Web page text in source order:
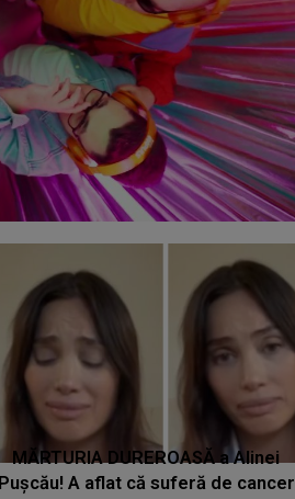
MĂRTURIA DUREROASĂ a Alinei
Pușcău! A aflat că suferă de cancer